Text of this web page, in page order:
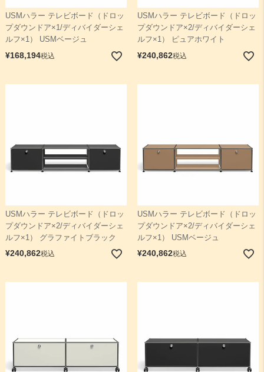
USMハラー テレビボード（ドロッ
プダウンドア×1/ディバイダーシェ
ルフ×1） USMベージュ
¥168,194税込
USMハラー テレビボード（ドロッ
プダウンドア×2/ディバイダーシェ
ルフ×1） ピュアホワイト
¥240,862税込
USMハラー テレビボード（ドロッ
プダウンドア×2/ディバイダーシェ
ルフ×1） グラファイトブラック
¥240,862税込
USMハラー テレビボード（ドロッ
プダウンドア×2/ディバイダーシェ
ルフ×1） USMベージュ
¥240,862税込